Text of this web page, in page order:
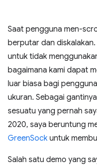
Saat pengguna men-
berputar dan
untuk tidak
bagaimana kami dapat
luar biasa bagi
ukuran. Sebagai
sesuatu yang pernah
2020, saya beruntung
GreenSock untuk
Salah satu demo yang